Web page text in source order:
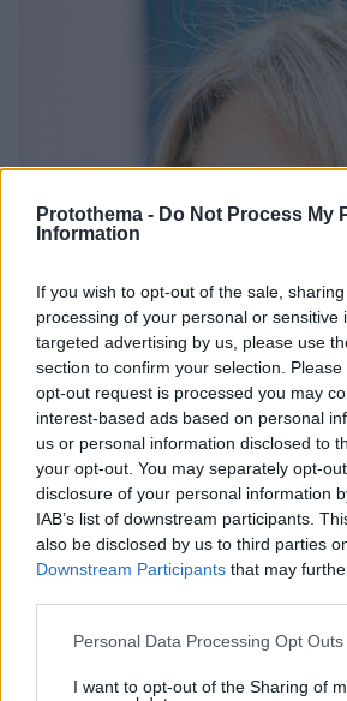
Protothema - Do Not Process My
Information
If you wish to opt-out of the sale,
processing of your personal or sensitive
targeted advertising by us, please use
section to confirm your selection.
opt-out request is processed you may
interest-based ads based on personal
us or personal information disclosed to
your opt-out. You may separately opt-
disclosure of your personal information
IAB’s list of downstream participants.
also be disclosed by us to third parties
Downstream Participants that may
Please note that this website/app uses
not limited to your visit or usage
Personal Data Processing Opt Outs
I want to opt-out of the Sharing of
Κόμμα Καρυστιανού: Γιατί
μήνες η «Ελπίδα» της
10.08.2026, 14:19